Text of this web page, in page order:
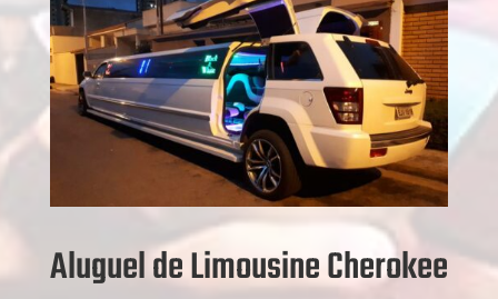
Aluguel de Limousine Cherokee